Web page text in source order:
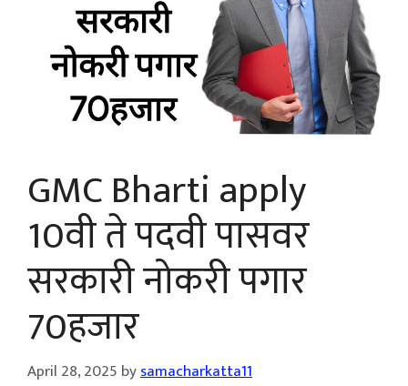
GMC Bharti apply
10वी ते पदवी पासवर
सरकारी नोकरी पगार
70हजार
April 28, 2025 bysamacharkatta11